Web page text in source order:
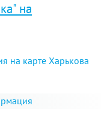
на
на карте Харькова